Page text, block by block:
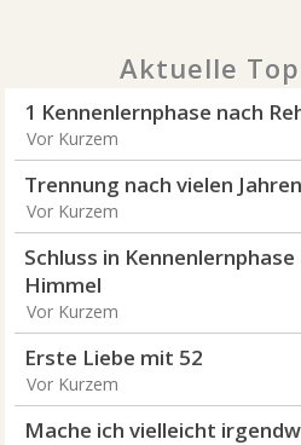
Aktuelle
1 Kennenlernphase nach
Vor Kurzem
Trennung nach vielen Jahren
Vor Kurzem
Schluss in
Himmel
Vor Kurzem
Erste Liebe mit 52
Vor Kurzem
Mache ich vielleicht